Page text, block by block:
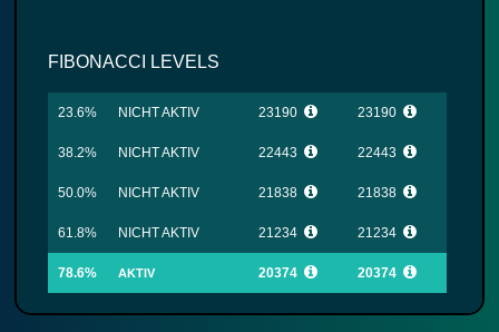
FIBONACCI LEVELS
23.6% NICHT AKTIV 23190 23190
38.2% NICHT AKTIV 22443 22443
50.0% NICHT AKTIV 21838 21838
61.8% NICHT AKTIV 21234 21234
78.6% AKTIV 20374 20374